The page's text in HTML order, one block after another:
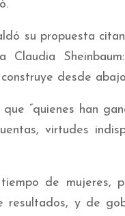
su propuesta
Claudia
desde
“quienes han
virtudes
de mujeres,
resultados, y de